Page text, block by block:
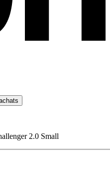
2.0 Small